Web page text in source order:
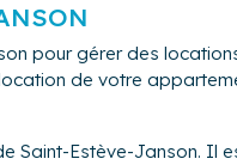
pour gérer des
de votre
Saint-Estève-Janson. Il